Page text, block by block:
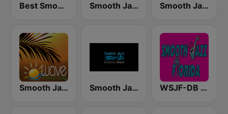
Best Smooth Jazz Smooth Jazz Box Smooth Jazz Network
Smooth Jazz Tampa Bay "The Wave" Smooth Jazz Smooth Wave WSJF-DB Smooth Jazz Florida